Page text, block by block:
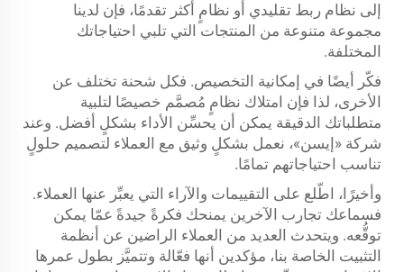
إلى نظام ربط تقليدي أو نظامٍ أكثر تقدمًا، فإن لدينا
مجموعة متنوعة من المنتجات التي تلبي احتياجاتك
المختلفة.
فكّر أيضًا في إمكانية التخصيص. فكل شحنة تختلف عن
الأخرى، لذا فإن امتلاك نظامٍ مُصمَّم خصيصًا لتلبية
متطلباتك الدقيقة يمكن أن يحسِّن الأداء بشكلٍ أفضل. وعند
شركة «إيسن»، نعمل بشكلٍ وثيق مع العملاء لتصميم حلولٍ
تناسب احتياجاتهم تمامًا.
وأخيرًا، اطّلع على التقييمات والآراء التي يعبِّر عنها العملاء.
فسماعك تجارب الآخرين يمنحك فكرةً جيدةً عمّا يمكن
توقُّعه. ويتحدث العديد من العملاء الراضين عن أنظمة
التثبيت الخاصة بنا، مؤكدين أنها فعّالة وتتميَّز بطول عمرها